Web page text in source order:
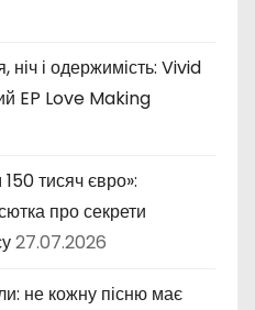
ніч і одержимість: Vivid
EP Love Making
тисяч євро»:
про секрети
27.07.2026
не кожну пісню має